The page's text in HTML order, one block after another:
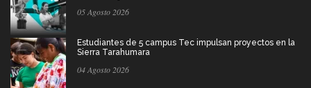
05 Agosto 2026
Estudiantes de 5 campus Tec impulsan proyectos en la
Sierra Tarahumara
04 Agosto 2026